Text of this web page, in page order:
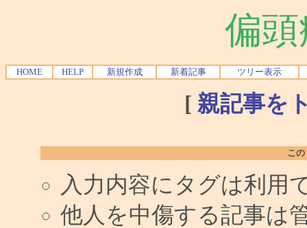
偏
HOME HELP 新規作成 新着記事 ツリー表示
[ 親記事を
こ
入力内容にタグは利用
他人を中傷する記事は